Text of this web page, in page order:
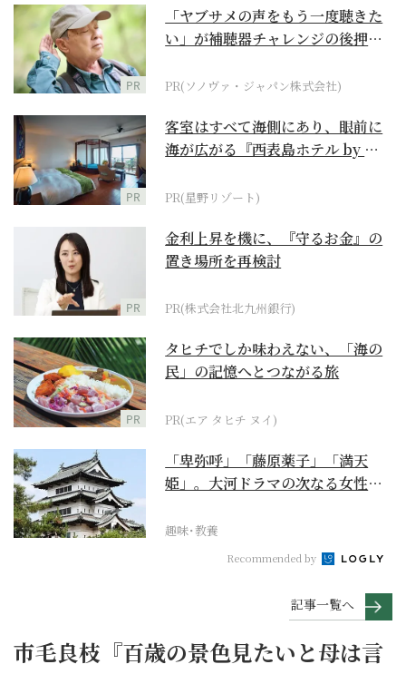
PR
「ヤブサメの声をもう一度聴きた
い」が補聴器チャレンジの後押し
PR(ソノヴァ・ジャパン株式会社)
PR
客室はすべて海側にあり、眼前に
海が広がる『西表島ホテル by 星
PR(星野リゾート)
PR
金利上昇を機に、『守るお金』の
置き場所を再検討
PR(株式会社北九州銀行)
PR
タヒチでしか味わえない、「海の
民」の記憶へとつながる旅
PR(エア タヒチ ヌイ)
「卑弥呼」「藤原薬子」「満天
姫」。大河ドラマの次なる女性主
趣味･教養
Recommended by
記事一覧へ
市毛良枝『百歳の景色見たいと母は言